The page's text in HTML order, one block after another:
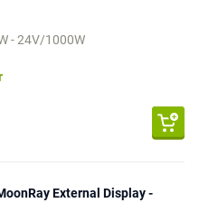
- 24V/1000W
External Display -